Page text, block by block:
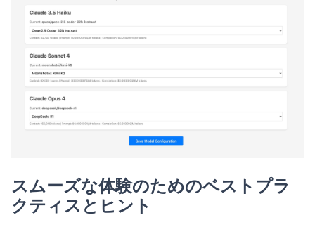
スムーズな体験のためのベストプラ
クティスとヒント